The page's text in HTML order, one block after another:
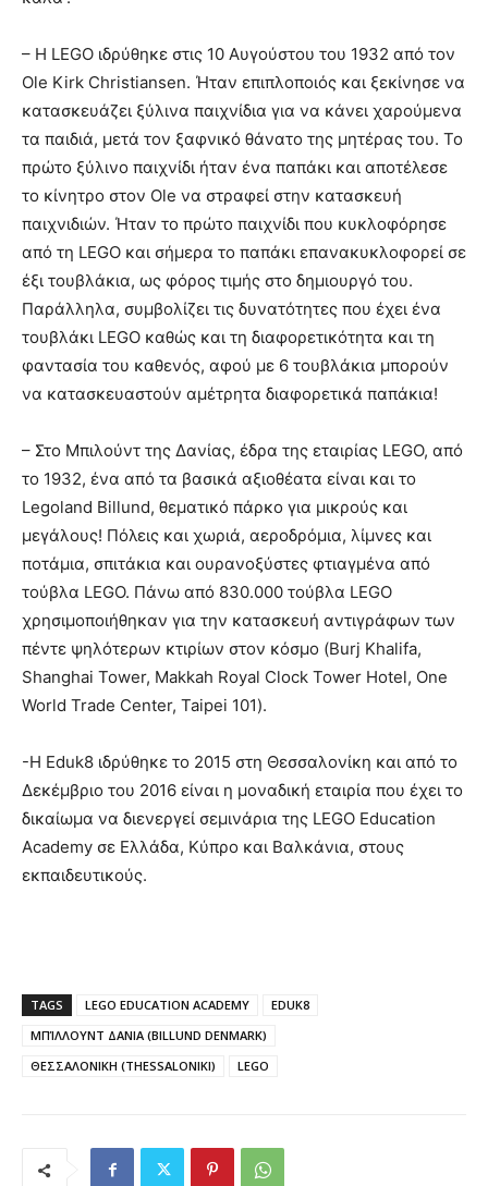
– Η LEGO ιδρύθηκε στις 10 Αυγούστου του 1932 από τον
Ole Kirk Christiansen. Ήταν επιπλοποιός και ξεκίνησε να
κατασκευάζει ξύλινα παιχνίδια για να κάνει χαρούμενα
τα παιδιά, μετά τον ξαφνικό θάνατο της μητέρας του. Το
πρώτο ξύλινο παιχνίδι ήταν ένα παπάκι και αποτέλεσε
το κίνητρο στον Ole να στραφεί στην κατασκευή
παιχνιδιών. Ήταν το πρώτο παιχνίδι που κυκλοφόρησε
από τη LEGO και σήμερα το παπάκι επανακυκλοφορεί σε
έξι τουβλάκια, ως φόρος τιμής στο δημιουργό του.
Παράλληλα, συμβολίζει τις δυνατότητες που έχει ένα
τουβλάκι LEGO καθώς και τη διαφορετικότητα και τη
φαντασία του καθενός, αφού με 6 τουβλάκια μπορούν
να κατασκευαστούν αμέτρητα διαφορετικά παπάκια!
– Στο Μπιλούντ της Δανίας, έδρα της εταιρίας LEGO, από
το 1932, ένα από τα βασικά αξιοθέατα είναι και το
Legoland Billund, θεματικό πάρκο για μικρούς και
μεγάλους! Πόλεις και χωριά, αεροδρόμια, λίμνες και
ποτάμια, σπιτάκια και ουρανοξύστες φτιαγμένα από
τούβλα LEGO. Πάνω από 830.000 τούβλα LEGO
χρησιμοποιήθηκαν για την κατασκευή αντιγράφων των
πέντε ψηλότερων κτιρίων στον κόσμο (Burj Khalifa,
Shanghai Tower, Makkah Royal Clock Tower Hotel, One
World Trade Center, Taipei 101).
-Η Eduk8 ιδρύθηκε το 2015 στη Θεσσαλονίκη και από το
Δεκέμβριο του 2016 είναι η μοναδική εταιρία που έχει το
δικαίωμα να διενεργεί σεμινάρια της LEGO Education
Academy σε Ελλάδα, Κύπρο και Βαλκάνια, στους
εκπαιδευτικούς.
TAGS LEGO EDUCATION ACADEMY
EDUK8
ΜΠΊΛΛΟΥΝΤ ΔΑΝΙΑ (BILLUND DENMARK)
ΘΕΣΣΑΛΟΝΙΚΗ (THESSALONIKI)
LEGO